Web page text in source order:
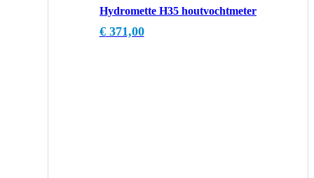
Hydromette H35 houtvochtmeter
€371,00